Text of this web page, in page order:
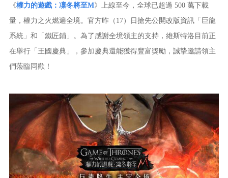
《權力的遊戲：凜冬將至M》上線至今，全球已超過 500 萬下載
量，權力之火燃遍全境。官方昨（17）日搶先公開改版資訊「巨龍
系統」和「鐵匠鋪」。為了感謝全境領主的支持，維斯特洛目前正
在舉行「王國慶典」，參加慶典還能獲得豐富獎勵，誠摯邀請領主
們蒞臨同歡！